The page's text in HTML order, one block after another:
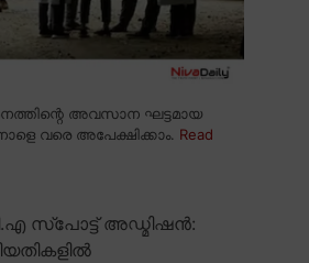
അവസാന ഘട്ടമായ
വരെ അപേക്ഷിക്കാം. Read
സ്പോട്ട് അഡ്മിഷൻ: